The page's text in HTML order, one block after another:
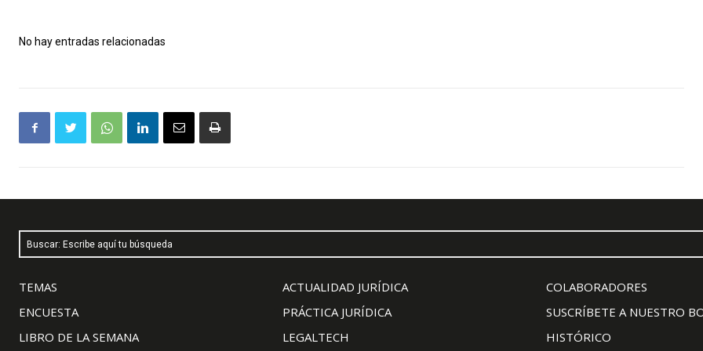
No hay entradas relacionadas
Buscar: Escribe aquí tu búsqueda
TEMAS
ENCUESTA
LIBRO DE LA SEMANA
ACTUALIDAD JURÍDICA
PRÁCTICA JURÍDICA
LEGALTECH
COLABORADORES
SUSCRÍBETE A NUESTRO
HISTÓRICO